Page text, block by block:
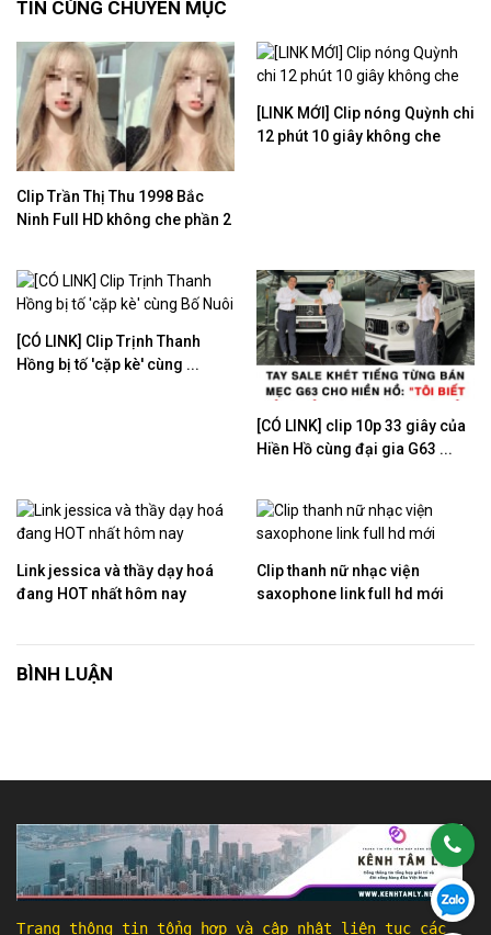
TIN CÙNG CHUYÊN MỤC
Clip Trần Thị Thu 1998 Bắc
Ninh Full HD không che phần 2
[LINK MỚI] Clip nóng Quỳnh chi
12 phút 10 giây không che
[CÓ LINK] Clip Trịnh Thanh
Hồng bị tố 'cặp kè' cùng ...
[CÓ LINK] clip 10p 33 giây của
Hiền Hồ cùng đại gia G63 ...
Link jessica và thầy dạy hoá
đang HOT nhất hôm nay
Clip thanh nữ nhạc viện
saxophone link full hd mới
BÌNH LUẬN
Trang thông tin tổng hợp và cập nhật liên tục các